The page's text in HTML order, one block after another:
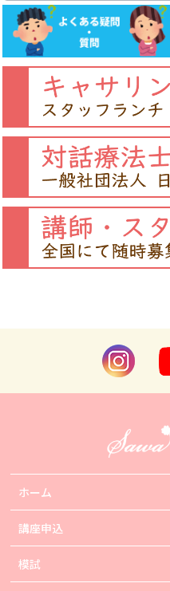
ホーム
講座申込
模試